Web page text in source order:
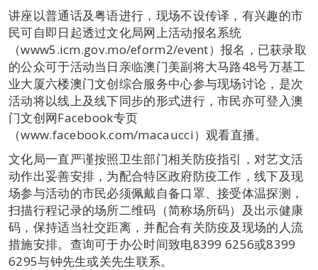
讲座以普通话及粤语进行，现场不设传译，有兴趣的市
民可自即日起透过文化局网上活动报名系统
（www5.icm.gov.mo/eform2/event）报名，已获录取
的公众可于活动当日亲临澳门美副将大马路48号万基工
业大厦六楼澳门文创综合服务中心参与现场讨论，是次
活动将以线上及线下同步的形式进行，市民亦可登入澳
门文创网Facebook专页
（www.facebook.com/macaucci）观看直播。
文化局一直严谨按照卫生部门相关防疫指引，对艺文活
动作出妥善安排，为配合特区政府防疫工作，线下及现
场参与活动的市民必须佩戴自备口罩、接受体温探测，
扫描行程记录的场所二维码（简称场所码）及出示健康
码，保持适当社交距离，并配合有关防疫及现场的人流
措施安排。查询可于办公时间致电8399 6256或8399
6295与钟先生或关先生联系。